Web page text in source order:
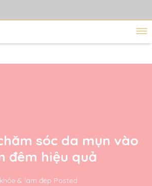
sóc da mụn vào
đêm hiệu quả
& làm đẹp Posted